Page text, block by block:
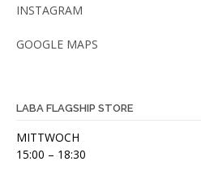
INSTAGRAM
GOOGLE MAPS
LABA FLAGSHIP STORE
MITTWOCH
15:00 – 18:30